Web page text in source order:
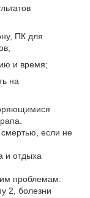
ПК для
и время;
на
смертью, если не
и отдыха
проблемам:
2, болезни